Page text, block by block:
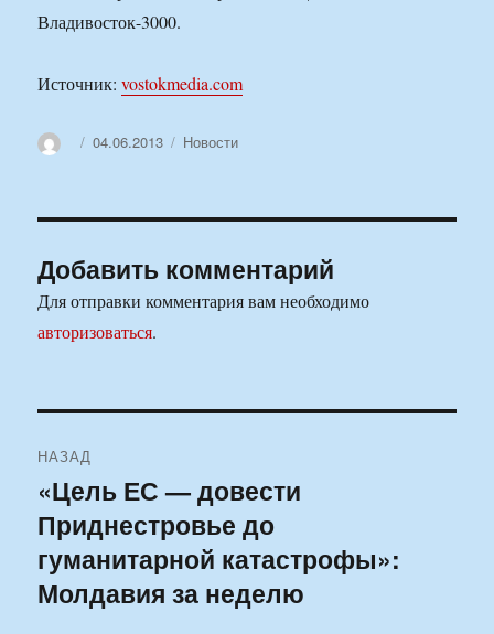
Владивосток-3000.
Источник:vostokmedia.com
АвторОпубликовано
04.06.2013 Рубрики
Новости
Добавить комментарий
Для отправки комментария вам необходимо
авторизоваться.
по
записям
НАЗАД
Предыдущая
запись:
«Цель ЕС — довести
Приднестровье до
гуманитарной катастрофы»:
Молдавия за неделю